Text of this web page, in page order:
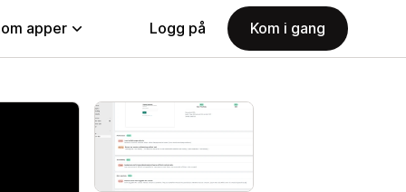
apper Logg på Kom i gang